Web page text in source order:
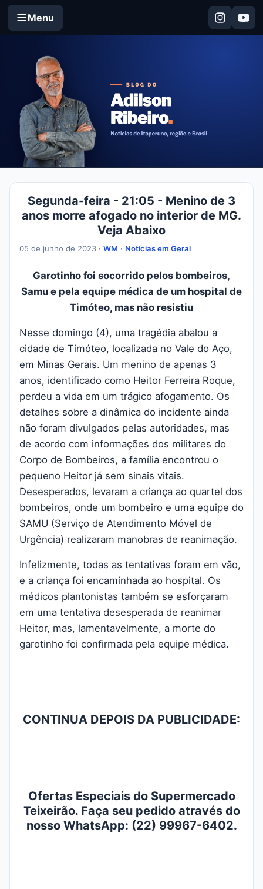
Menu
Segunda-feira - 21:05 - Menino de 3
anos morre afogado no interior de MG.
Veja Abaixo
05 de junho de 2023 · WM · Notícias em Geral
Garotinho foi socorrido pelos bombeiros,
Samu e pela equipe médica de um hospital de
Timóteo, mas não resistiu
Nesse domingo (4), uma tragédia abalou a
cidade de Timóteo, localizada no Vale do Aço,
em Minas Gerais. Um menino de apenas 3
anos, identificado como Heitor Ferreira Roque,
perdeu a vida em um trágico afogamento. Os
detalhes sobre a dinâmica do incidente ainda
não foram divulgados pelas autoridades, mas
de acordo com informações dos militares do
Corpo de Bombeiros, a família encontrou o
pequeno Heitor já sem sinais vitais.
Desesperados, levaram a criança ao quartel dos
bombeiros, onde um bombeiro e uma equipe do
SAMU (Serviço de Atendimento Móvel de
Urgência) realizaram manobras de reanimação.
Infelizmente, todas as tentativas foram em vão,
e a criança foi encaminhada ao hospital. Os
médicos plantonistas também se esforçaram
em uma tentativa desesperada de reanimar
Heitor, mas, lamentavelmente, a morte do
garotinho foi confirmada pela equipe médica.
CONTINUA DEPOIS DA PUBLICIDADE:
Ofertas Especiais do Supermercado
Teixeirão. Faça seu pedido através do
nosso WhatsApp: (22) 99967-6402.